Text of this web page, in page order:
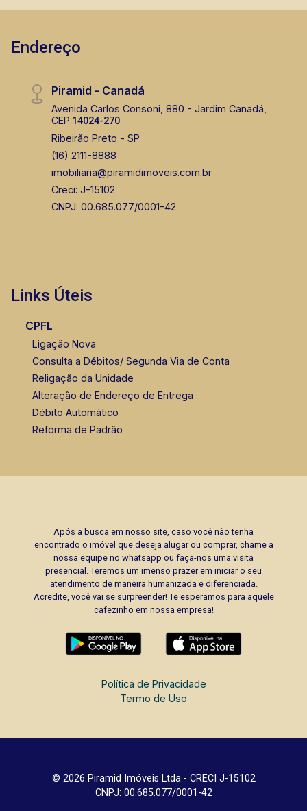
Endereço
Piramid - Canadá
Avenida Carlos Consoni, 880 - Jardim Canadá,
CEP:14024-270
Ribeirão Preto - SP
(16) 2111-8888
imobiliaria@piramidimoveis.com.br
Creci: J-15102
CNPJ: 00.685.077/0001-42
Links Úteis
CPFL
Ligação Nova
Consulta a Débitos/ Segunda Via de Conta
Religação da Unidade
Alteração de Endereço de Entrega
Débito Automático
Reforma de Padrão
Após a busca em nosso site, caso você não tenha
encontrado o imóvel que deseja alugar ou comprar, chame a
nossa equipe no whatsapp ou faça-nos uma visita
presencial. Teremos um imenso prazer em iniciar o seu
atendimento de maneira humanizada e diferenciada.
Acredite, você vai se surpreender! Te esperamos para aquele
cafezinho em nossa empresa!
Política de Privacidade
Termo de Uso
© 2026 Piramid Imóveis Ltda - CRECI J-15102
CNPJ: 00.685.077/0001-42